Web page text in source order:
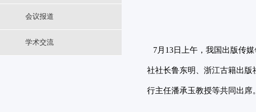
会议报道
学术交流
7月 13日 上午，我国出版传
社社长鲁东明、浙江古籍出版
行主任潘承玉教授等共同出席。